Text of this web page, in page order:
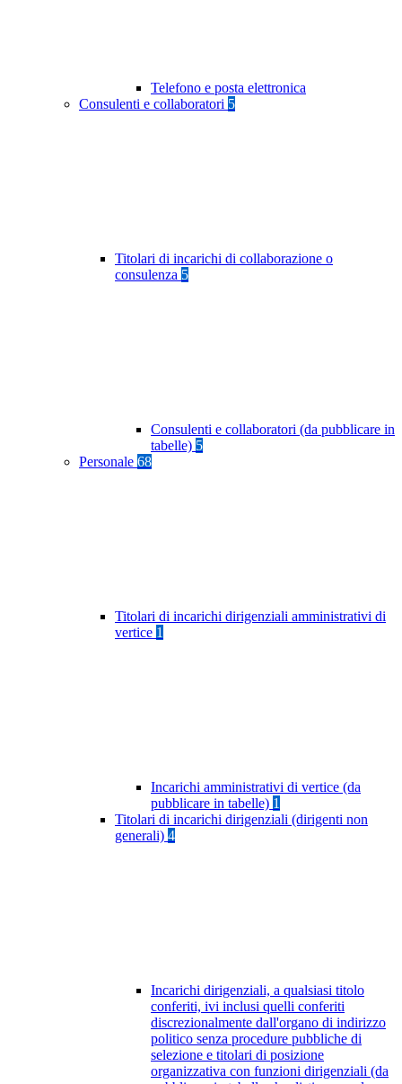
Telefono e posta elettronica
Consulenti e collaboratori 5
Titolari di incarichi di collaborazione o
consulenza 5
Consulenti e collaboratori (da pubblicare in
tabelle) 5
Personale 68
Titolari di incarichi dirigenziali amministrativi di
vertice 1
Incarichi amministrativi di vertice (da
pubblicare in tabelle) 1
Titolari di incarichi dirigenziali (dirigenti non
generali) 4
Incarichi dirigenziali, a qualsiasi titolo
conferiti, ivi inclusi quelli conferiti
discrezionalmente dall'organo di indirizzo
politico senza procedure pubbliche di
selezione e titolari di posizione
organizzativa con funzioni dirigenziali (da